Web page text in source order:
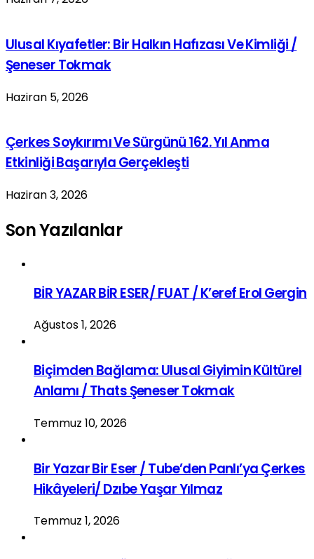
Ulusal Kıyafetler: Bir Halkın Hafızası Ve Kimliği /
Şeneser Tokmak
Haziran 5, 2026
Çerkes Soykırımı Ve Sürgünü 162. Yıl Anma
Etkinliği Başarıyla Gerçekleşti
Haziran 3, 2026
Son Yazılanlar
BİR YAZAR BİR ESER/ FUAT / K’eref Erol Gergin
Ağustos 1, 2026
Biçimden Bağlama: Ulusal Giyimin Kültürel
Anlamı / Thats Şeneser Tokmak
Temmuz 10, 2026
Bir Yazar Bir Eser / Tube’den Panlı’ya Çerkes
Hikâyeleri/ Dzıbe Yaşar Yılmaz
Temmuz 1, 2026